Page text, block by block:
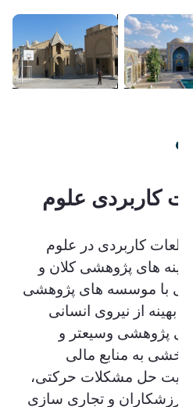
کاربردی علوم
کاربردی در علوم
های پژوهشی کلان و
با موسسه های پژوهشی
بهینه از نیروی انسانی
پژوهشی وسیعتر و
بخشی به منابع مالی
حل مشکلات حرکتی،
ورزشکاران و تجاری سازی